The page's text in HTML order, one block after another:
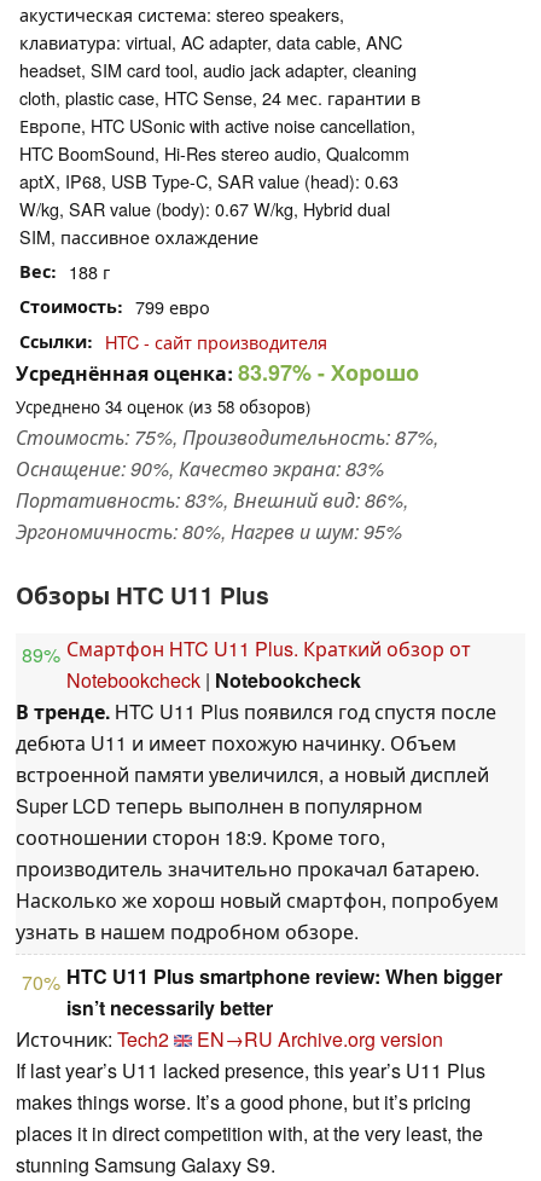
акустическая система: stereo speakers,
клавиатура: virtual, AC adapter, data cable, ANC
headset, SIM card tool, audio jack adapter, cleaning
cloth, plastic case, HTC Sense, 24 мес. гарантии в
Европе, HTC USonic with active noise cancellation,
HTC BoomSound, Hi-Res stereo audio, Qualcomm
aptX, IP68, USB Type-C, SAR value (head): 0.63
W/kg, SAR value (body): 0.67 W/kg, Hybrid dual
SIM, пассивное охлаждение
Вес 188 г
Стоимость 799 евро
Ссылки HTC - сайт производителя
Усреднённая оценка: 83.97%- Хорошо
Усреднено 34 оценок (из 58 обзоров)
Стоимость: 75%, Производительность: 87%,
Оснащение: 90%, Качество экрана: 83%
Портативность: 83%, Внешний вид: 86%,
Эргономичность: 80%, Нагрев и шум: 95%
Обзоры HTC U11 Plus
89% Смартфон HTC U11 Plus. Краткий обзор от
Notebookcheck | Notebookcheck
В тренде. HTC U11 Plus появился год спустя после
дебюта U11 и имеет похожую начинку. Объем
встроенной памяти увеличился, а новый дисплей
Super LCD теперь выполнен в популярном
соотношении сторон 18:9. Кроме того,
производитель значительно прокачал батарею.
Насколько же хорош новый смартфон, попробуем
узнать в нашем подробном обзоре.
70% HTC U11 Plus smartphone review: When bigger
isn’t necessarily better
Источник: Tech2 EN→RU Archive.org version
If last year’s U11 lacked presence, this year’s U11 Plus
makes things worse. It’s a good phone, but it’s pricing
places it in direct competition with, at the very least, the
stunning Samsung Galaxy S9.